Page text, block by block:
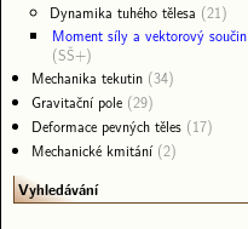
Dynamika tuhého tělesa (21)
Moment síly a vektorový součin
(SŠ+)
Mechanika tekutin (34)
Gravitační pole (29)
Deformace pevných těles (17)
Mechanické kmitání (2)
Vyhledávání